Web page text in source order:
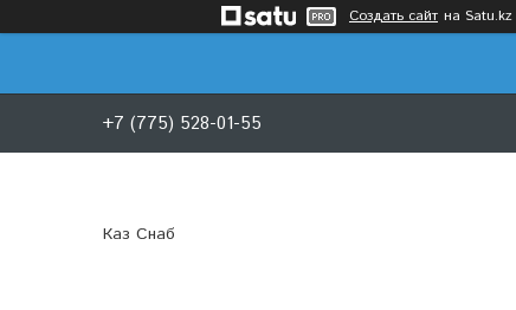
Создать сайт на Satu.kz
+7 (775) 528-01-55
Каз Снаб